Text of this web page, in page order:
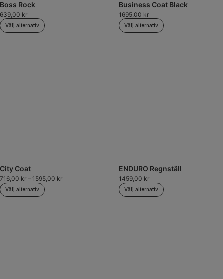
Boss Rock
639,00 kr
Välj alternativ
Business Coat Black
1695,00 kr
Välj alternativ
City Coat
716,00 kr – 1595,00 kr
Välj alternativ
ENDURO Regnställ
1459,00 kr
Välj alternativ